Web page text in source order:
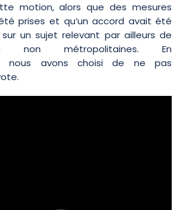
motion, alors que des mesures
prises et qu’un accord avait été
un sujet relevant par ailleurs de
non métropolitaines. En
nous avons choisi de ne pas